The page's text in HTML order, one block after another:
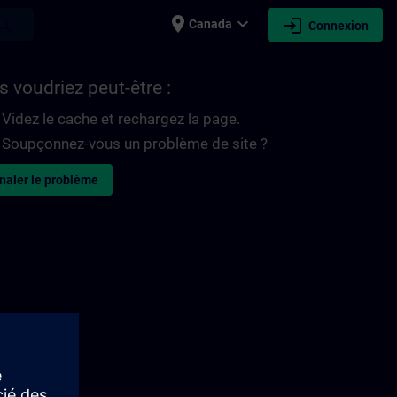
place Canada expand_more login Connexion
voudriez peut-être :
Videz le cache et rechargez la page.
Soupçonnez-vous un problème de site ?
le problème